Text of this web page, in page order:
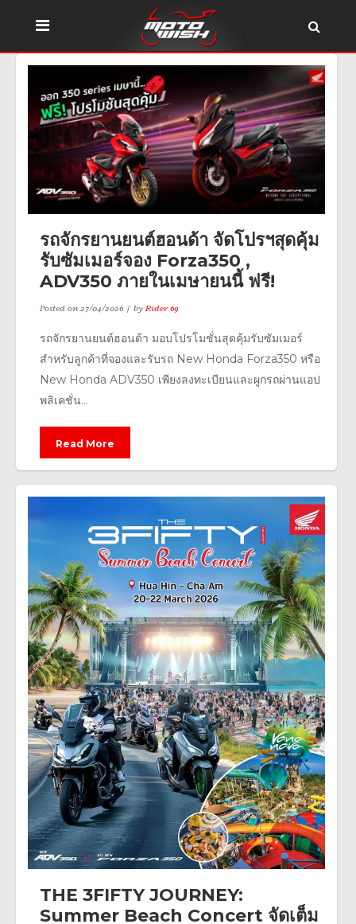
รถจักรยานยนต์ฮอนด้า จัดโปรฯสุดคุ้ม
รับซัมเมอร์จอง Forza350 ,
ADV350 ภายในเมษายนนี้ ฟรี!
Posted on27/04/2026 byRider 69
รถจักรยานยนต์ฮอนด้า มอบโปรโมชั่นสุดคุ้มรับซัมเมอร์
สำหรับลูกค้าที่จองและรับรถ New Honda Forza350 หรือ
New Honda ADV350 เพียงลงทะเบียนและผูกรถผ่านแอป
พลิเคชั่น...
Read More
THE 3FIFTY JOURNEY:
Summer Beach Concert จัดเต็ม